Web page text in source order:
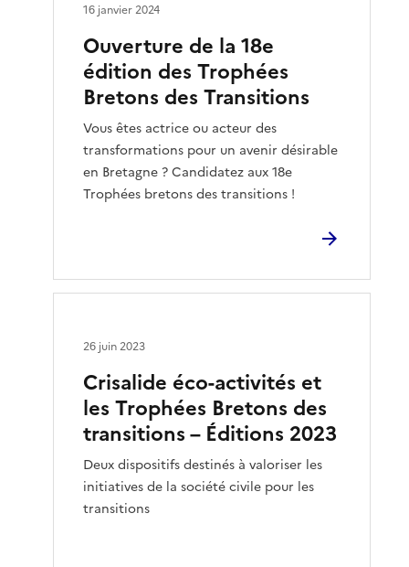
Ouverture de la 18e
édition des Trophées
Bretons des Transitions
Vous êtes actrice ou acteur des
transformations pour un avenir désirable
en Bretagne ? Candidatez aux 18e
Trophées bretons des transitions !
16 janvier 2024
Crisalide éco-activités et
les Trophées Bretons des
transitions – Éditions 2023
Deux dispositifs destinés à valoriser les
initiatives de la société civile pour les
transitions
26 juin 2023